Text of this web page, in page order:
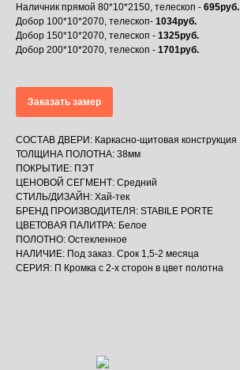
Наличник прямой 80*10*2150, телескоп - 695руб.
Добор 100*10*2070, телескоп- 1034руб.
Добор 150*10*2070, телескоп - 1325руб.
Добор 200*10*2070, телескоп - 1701руб.
Заказать замер
СОСТАВ ДВЕРИ: Каркасно-щитовая конструкция
ТОЛЩИНА ПОЛОТНА: 38мм
ПОКРЫТИЕ: ПЭТ
ЦЕНОВОЙ СЕГМЕНТ: Средний
СТИЛЬ/ДИЗАЙН: Хай-тек
БРЕНД ПРОИЗВОДИТЕЛЯ: STABILE PORTE
ЦВЕТОВАЯ ПАЛИТРА: Белое
ПОЛОТНО: Остекленное
НАЛИЧИЕ: Под заказ. Срок 1,5-2 месяца
СЕРИЯ: П Кромка с 2-х сторон в цвет полотна